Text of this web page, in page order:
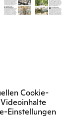
Cookie-
Einstellungen